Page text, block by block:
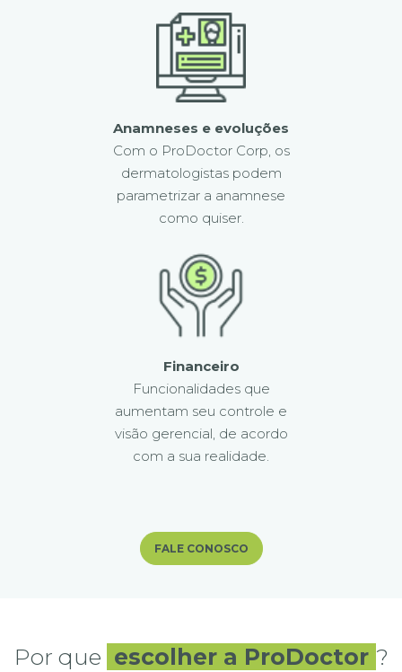
Anamneses e evoluções
Com o ProDoctor Corp, os
dermatologistas podem
parametrizar a anamnese
como quiser.
Financeiro
Funcionalidades que
aumentam seu controle e
visão gerencial, de acordo
com a sua realidade.
FALE CONOSCO
Por que escolher a ProDoctor ?